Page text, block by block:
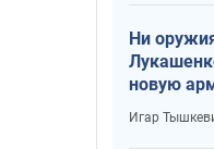
Ни
новую
Игар